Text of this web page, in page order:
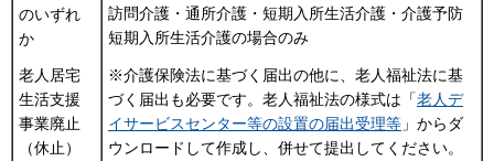
のいずれ
か
老人居宅
生活支援
事業廃止
（休止）
訪問介護・通所介護・短期入所生活介護・介護予防
短期入所生活介護の場合のみ
※介護保険法に基づく届出の他に、老人福祉法に基
づく届出も必要です。老人福祉法の様式は「老人デ
イサービスセンター等の設置の届出受理等 」からダ
ウンロードして作成し、併せて提出してください。